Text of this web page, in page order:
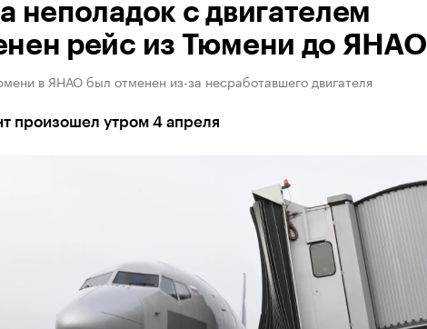
неполадок с двигателем
рейс из Тюмени до ЯНАО
в ЯНАО был отменен из-за несработавшего двигателя
произошел утром 4 апреля